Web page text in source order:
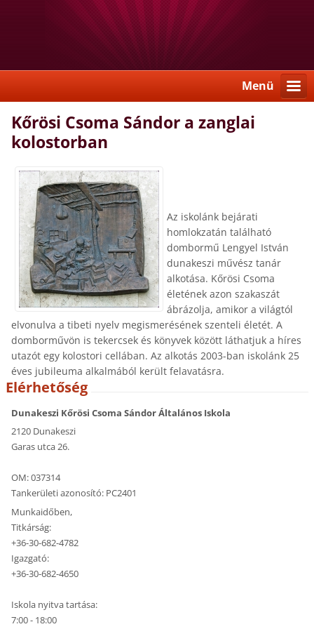
Menü
Kőrösi Csoma Sándor a zanglai
kolostorban
Az iskolánk bejárati
homlokzatán található
dombormű Lengyel István
dunakeszi művész tanár
alkotása. Kőrösi Csoma
életének azon szakaszát
ábrázolja, amikor a világtól
elvonulva a tibeti nyelv megismerésének szenteli életét. A
domborművön is tekercsek és könyvek között láthatjuk a híres
utazót egy kolostori cellában. Az alkotás 2003-ban iskolánk 25
éves jubileuma alkalmából került felavatásra.
Elérhetőség
Dunakeszi Kőrösi Csoma Sándor Általános Iskola
2120 Dunakeszi
Garas utca 26.
OM: 037314
Tankerületi azonosító: PC2401
Munkaidőben,
Titkárság:
+36-30-682-4782
Igazgató:
+36-30-682-4650
Iskola nyitva tartása:
7:00 - 18:00